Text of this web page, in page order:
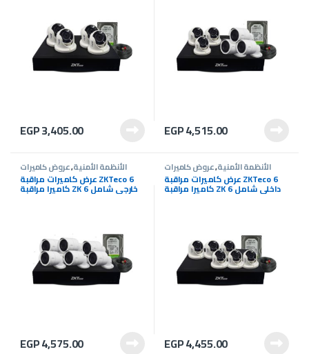
EGP3,405.00 EGP4,515.00
الأنظمة الأمنية,عروض كاميرات
المراقبة,كاميرات المراقبة
عرض كاميرات مراقبة ZKTeco 6
كاميرا مراقبة ZK 6 خارجي شامل
التركيب
EGP4,575.00
الأنظمة الأمنية,عروض كاميرات
المراقبة,كاميرات المراقبة
عرض كاميرات مراقبة ZKTeco 6
كاميرا مراقبة ZK 6 داخلى شامل
التركيب
EGP4,455.00